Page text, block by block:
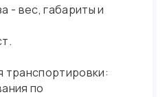
- вес, габариты и
транспортировки:
по